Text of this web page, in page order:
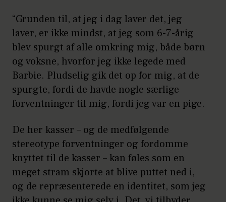
“Grunden til, at jeg i dag laver det, jeg
laver, er ikke mindst, at jeg som 6-7-årig
blev spurgt af alle omkring mig, både børn
og voksne, hvorfor jeg ikke legede med
Barbie. Pludselig gik det op for mig, at de
spurgte, fordi de havde nogle særlige
forventninger til mig, fordi jeg var en pige.
De her kasser – og de medfølgende
stereotype forventninger og fordomme
knyttet til de kasser – kan føles som en
meget stram skjorte at blive puttet ned i,
og de repræsenterede en identitet, som jeg